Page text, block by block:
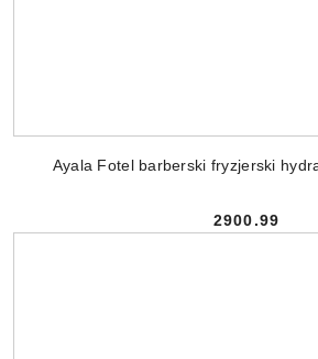
Ayala Fotel barberski fryzjerski
Cena:
2900.99